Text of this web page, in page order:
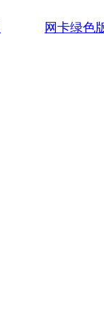
网卡绿色